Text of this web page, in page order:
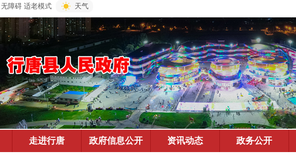
无障碍 适老模式 天气